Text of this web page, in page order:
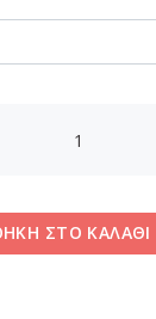
ΣΤΟ ΚΑΛΑΘΙ